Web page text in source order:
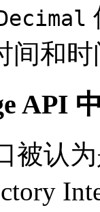
间和
API
被认